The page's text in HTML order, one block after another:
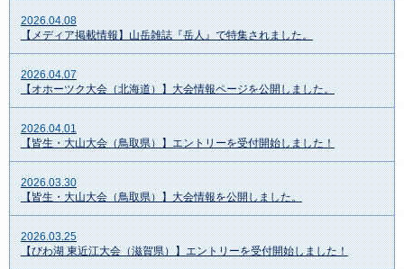
2026.04.08
【メディア掲載情報】山岳雑誌『岳人』で特集されました。
2026.04.07
【オホーツク大会（北海道）】大会情報ページを公開しました。
2026.04.01
【皆生・大山大会（鳥取県）】エントリーを受付開始しました！
2026.03.30
【皆生・大山大会（鳥取県）】大会情報を公開しました。
2026.03.25
【びわ湖 東近江大会（滋賀県）】エントリーを受付開始しました！